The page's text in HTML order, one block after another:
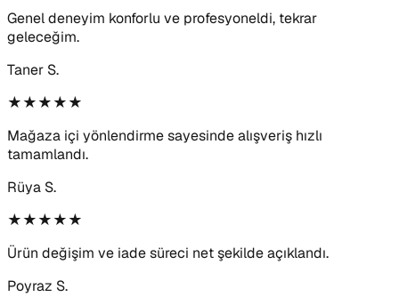
Genel deneyim konforlu ve profesyoneldi, tekrar
geleceğim.
Taner S.
★★★★★
Mağaza içi yönlendirme sayesinde alışveriş hızlı
tamamlandı.
Rüya S.
★★★★★
Ürün değişim ve iade süreci net şekilde açıklandı.
Poyraz S.